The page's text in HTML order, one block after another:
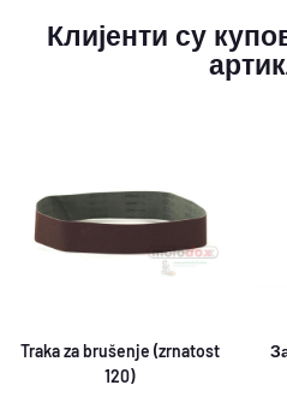
Клијенти су
Traka za brušenje (zrnatost
120)